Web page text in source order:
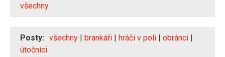
všechny
Posty: všechny | brankáři | hráči v poli | obránci |
útočníci